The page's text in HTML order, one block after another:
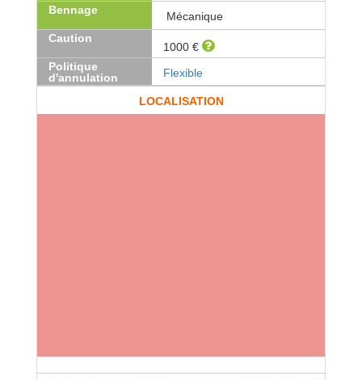
Bennage
Mécanique
Caution
1000 €
Politique
d'annulation
Flexible
LOCALISATION